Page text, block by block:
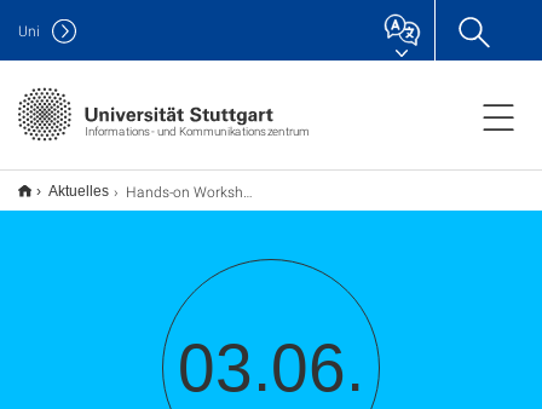
Informations- und Kommunikationszentrum
Uni
Aktuelles Hands-on Workshop: Lehr- und Lernmaterialien mit freien Lizenzen (OER) - Wo finden, wie nutzen?
03.06.